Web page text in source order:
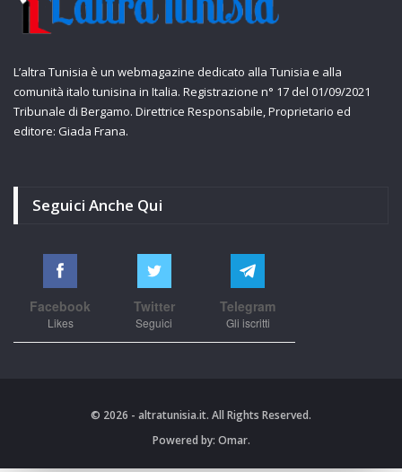
L’altra Tunisia è un webmagazine dedicato alla Tunisia e alla
comunità italo tunisina in Italia. Registrazione n° 17 del 01/09/2021
Tribunale di Bergamo. Direttrice Responsabile, Proprietario ed
editore: Giada Frana.
Seguici Anche Qui
Facebook
Likes
Twitter
Seguici
Telegram
Gli iscritti
© 2026 - altratunisia.it. All Rights Reserved.
Powered by: Omar.